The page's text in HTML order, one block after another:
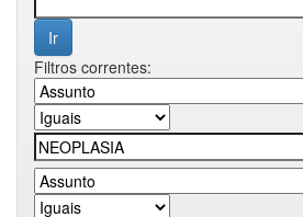
Filtros correntes: